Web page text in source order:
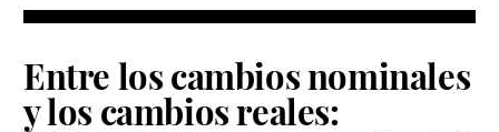
Entre los cambios nominales
y los cambios reales: